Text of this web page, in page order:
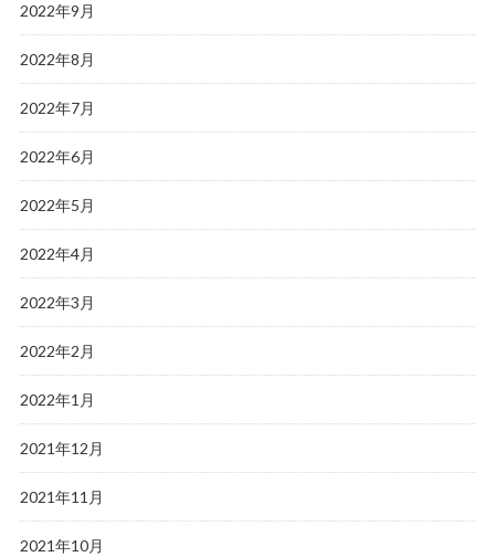
2022年9月
2022年8月
2022年7月
2022年6月
2022年5月
2022年4月
2022年3月
2022年2月
2022年1月
2021年12月
2021年11月
2021年10月